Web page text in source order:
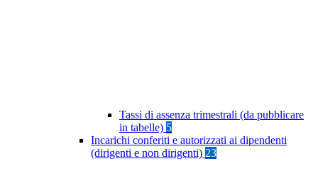
Tassi di assenza trimestrali (da pubblicare
in tabelle) 5
Incarichi conferiti e autorizzati ai dipendenti
(dirigenti e non dirigenti) 23